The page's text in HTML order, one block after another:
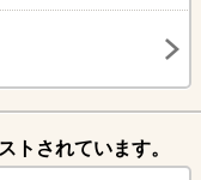
トされています。